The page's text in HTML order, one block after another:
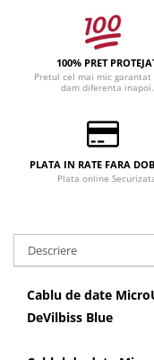
100% PRET
Pretul cel mai mic garantat
dam diferenta inapoi.
PLATA IN RATE FARA
Plata online
Descriere
Cablu de date
DeVilbiss Blue